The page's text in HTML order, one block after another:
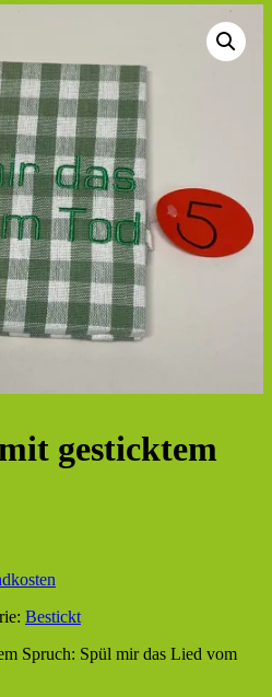
gesticktem
Bestickt
Spruch: Spül mir das Lied vom